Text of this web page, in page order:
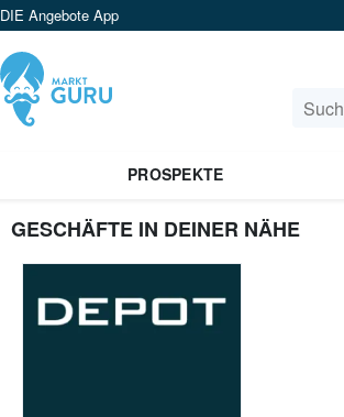
DIE Angebote App
PROSPEKTE
GESCHÄFTE IN DEINER NÄHE